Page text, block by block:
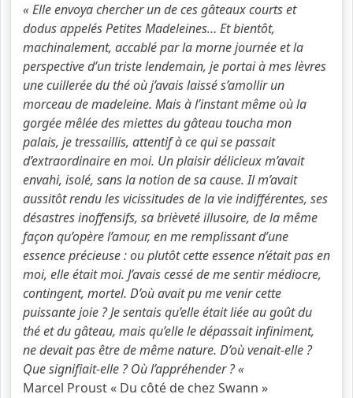
« Elle envoya chercher un de ces gâteaux courts et
dodus appelés Petites Madeleines… Et bientôt,
machinalement, accablé par la morne journée et la
perspective d’un triste lendemain, je portai à mes lèvres
une cuillerée du thé où j’avais laissé s’amollir un
morceau de madeleine. Mais à l’instant même où la
gorgée mêlée des miettes du gâteau toucha mon
palais, je tressaillis, attentif à ce qui se passait
d’extraordinaire en moi. Un plaisir délicieux m’avait
envahi, isolé, sans la notion de sa cause. Il m’avait
aussitôt rendu les vicissitudes de la vie indifférentes, ses
désastres inoffensifs, sa brièveté illusoire, de la même
façon qu’opère l’amour, en me remplissant d’une
essence précieuse : ou plutôt cette essence n’était pas en
moi, elle était moi. J’avais cessé de me sentir médiocre,
contingent, mortel. D’où avait pu me venir cette
puissante joie ? Je sentais qu’elle était liée au goût du
thé et du gâteau, mais qu’elle le dépassait infiniment,
ne devait pas être de même nature. D’où venait-elle ?
Que signifiait-elle ? Où l’appréhender ? «
Marcel Proust « Du côté de chez Swann »